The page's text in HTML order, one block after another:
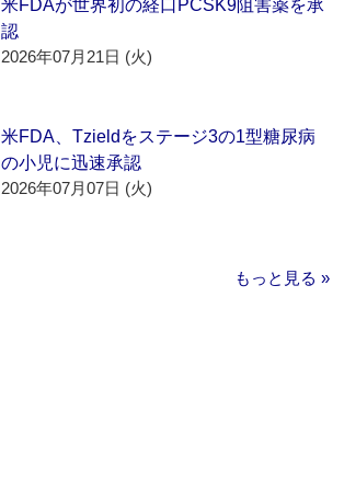
米FDAが世界初の経口PCSK9阻害薬を承
認
2026年07月21日 (火)
米FDA、Tzieldをステージ3の1型糖尿病
の小児に迅速承認
2026年07月07日 (火)
もっと見る »